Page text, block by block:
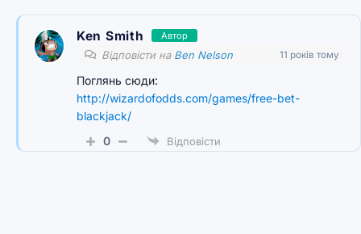
Ken Smith Автор
Відповісти на Ben Nelson 11 років тому
Поглянь сюди:
http://wizardofodds.com/games/free-bet-
blackjack/
0
Відповісти